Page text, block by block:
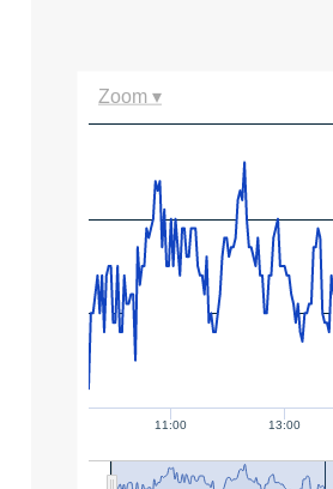
11:00 13:00
Zoom ▾